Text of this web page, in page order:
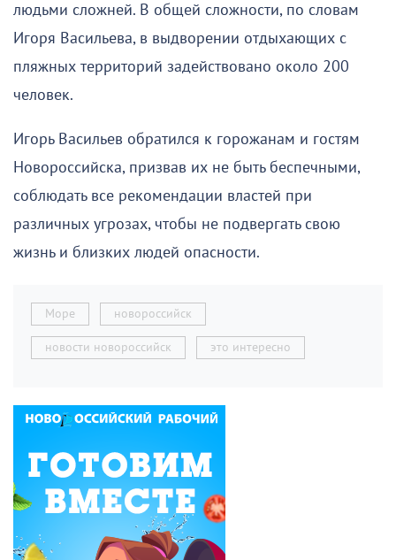
людьми сложней. В общей сложности, по словам
Игоря Васильева, в выдворении отдыхающих с
пляжных территорий задействовано около 200
человек.
Игорь Васильев обратился к горожанам и гостям
Новороссийска, призвав их не быть беспечными,
соблюдать все рекомендации властей при
различных угрозах, чтобы не подвергать свою
жизнь и близких людей опасности.
Море новороссийск
новости новороссийск это интересно